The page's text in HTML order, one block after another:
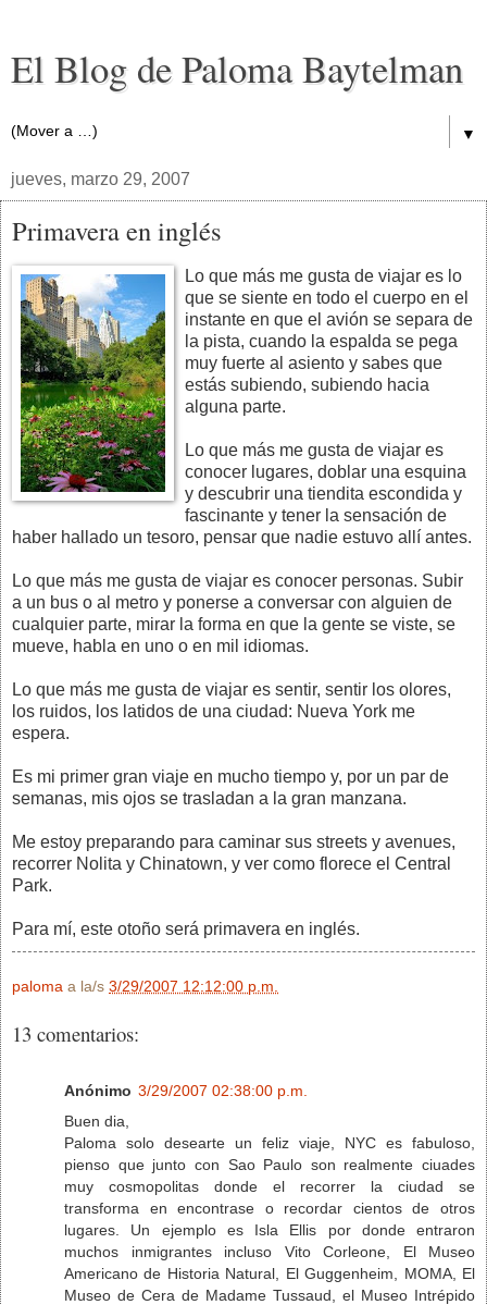
El Blog de Paloma Baytelman
▼
jueves, marzo 29, 2007
Primavera en inglés
Lo que más me gusta de viajar es lo
que se siente en todo el cuerpo en el
instante en que el avión se separa de
la pista, cuando la espalda se pega
muy fuerte al asiento y sabes que
estás subiendo, subiendo hacia
alguna parte.
Lo que más me gusta de viajar es
conocer lugares, doblar una esquina
y descubrir una tiendita escondida y
fascinante y tener la sensación de
haber hallado un tesoro, pensar que nadie estuvo allí antes.
Lo que más me gusta de viajar es conocer personas. Subir
a un bus o al metro y ponerse a conversar con alguien de
cualquier parte, mirar la forma en que la gente se viste, se
mueve, habla en uno o en mil idiomas.
Lo que más me gusta de viajar es sentir, sentir los olores,
los ruidos, los latidos de una ciudad: Nueva York me
espera.
Es mi primer gran viaje en mucho tiempo y, por un par de
semanas, mis ojos se trasladan a la gran manzana.
Me estoy preparando para caminar sus streets y avenues,
recorrer Nolita y Chinatown, y ver como florece el Central
Park.
Para mí, este otoño será primavera en inglés.
paloma a la/s 3/29/2007 12:12:00 p.m.
13 comentarios:
Anónimo 3/29/2007 02:38:00 p.m.
Buen dia,
Paloma solo desearte un feliz viaje, NYC es fabuloso,
pienso que junto con Sao Paulo son realmente ciuades
muy cosmopolitas donde el recorrer la ciudad se
transforma en encontrase o recordar cientos de otros
lugares. Un ejemplo es Isla Ellis por donde entraron
muchos inmigrantes incluso Vito Corleone, El Museo
Americano de Historia Natural, El Guggenheim, MOMA, El
Museo de Cera de Madame Tussaud, el Museo Intrépido